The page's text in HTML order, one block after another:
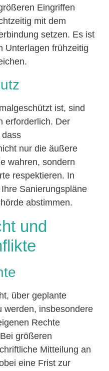
Eingriffen
mit dem
setzen. Es ist
Unterlagen frühzeitig
ist, sind
erforderlich. Der
dass
nur die äußere
wahren, sondern
respektieren. In
Sanierungspläne
abstimmen.
und
über geplante
werden, insbesondere
Rechte
größeren
Mitteilung an
eine Frist zur